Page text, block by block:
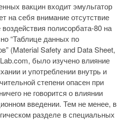
вакцин входит эмульгатор
на себя внимание отсутствие
полисорбата-80 на
“Таблице данных по
(Material Safety and Data Sheet,
было изучено влияние
и употреблении внутрь и
степени опасен при
не говорится о влиянии
введении. Тем не менее, в
разделе в специальных